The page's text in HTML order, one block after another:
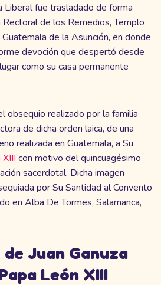
fue trasladado de forma
de los Remedios, Templo
de la Asunción, en donde
devoción que despertó desde
como su casa permanente
obsequio realizado por la familia
de dicha orden laica, de una
realizada en Guatemala, a Su
con motivo del quincuagésimo
sacerdotal. Dicha imagen
por Su Santidad al Convento
en Alba De Tormes, Salamanca,
Juan Ganuza
León XIII